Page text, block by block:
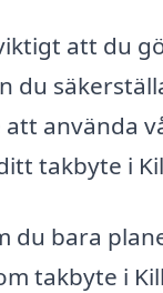
att du
du
att använda
takbyte i
du bara
takbyte i